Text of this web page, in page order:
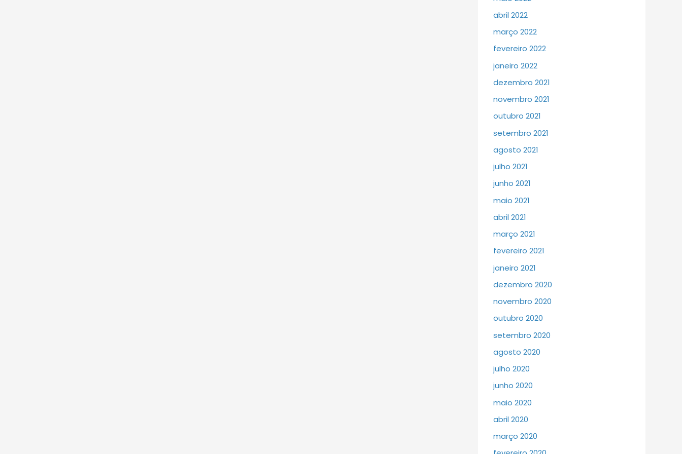
abril 2022
março 2022
fevereiro 2022
janeiro 2022
dezembro 2021
novembro 2021
outubro 2021
setembro 2021
agosto 2021
julho 2021
junho 2021
maio 2021
abril 2021
março 2021
fevereiro 2021
janeiro 2021
dezembro 2020
novembro 2020
outubro 2020
setembro 2020
agosto 2020
julho 2020
junho 2020
maio 2020
abril 2020
março 2020